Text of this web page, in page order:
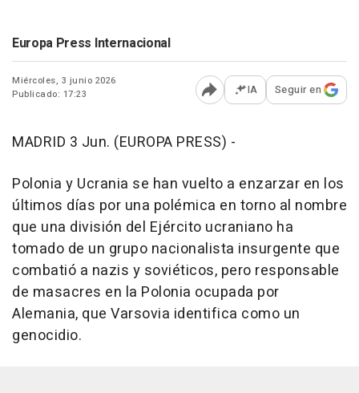
Europa Press Internacional
Miércoles, 3 junio 2026
Publicado: 17:23
Abrir opciones para
IA Seguir en
MADRID 3 Jun. (EUROPA PRESS) -
Polonia y Ucrania se han vuelto a enzarzar en los
últimos días por una polémica en torno al nombre
que una división del Ejército ucraniano ha
tomado de un grupo nacionalista insurgente que
combatió a nazis y soviéticos, pero responsable
de masacres en la Polonia ocupada por
Alemania, que Varsovia identifica como un
genocidio.